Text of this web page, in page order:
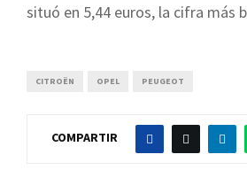
situó en 5,44 euros, la cifra más
CITROËN OPEL PEUGEOT
COMPARTIR